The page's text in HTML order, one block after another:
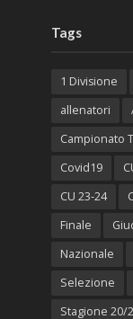
Tags
1 Divisione
allenatori
Campionato
Covid19
CU 23-24
Finale
Nazionale
Selezione
Stagione 20/